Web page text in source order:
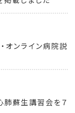
オンライン病院説
肺蘇生講習会を７